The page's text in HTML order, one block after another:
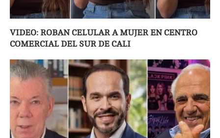
VIDEO: ROBAN CELULAR A MUJER EN CENTRO
COMERCIAL DEL SUR DE CALI